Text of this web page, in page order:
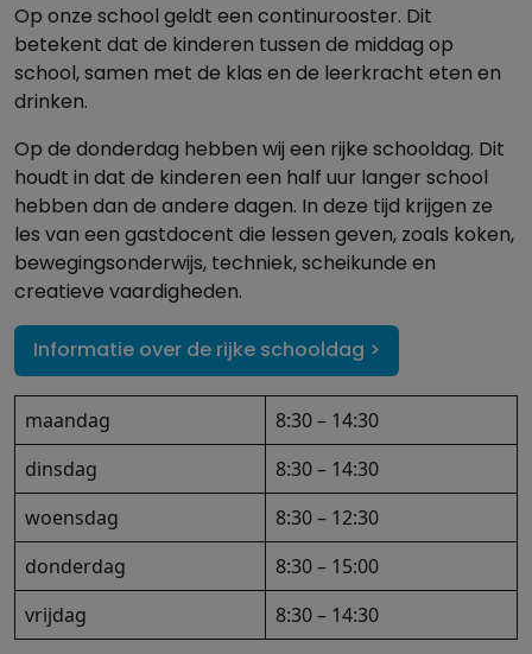
Op onze school geldt een continurooster. Dit
betekent dat de kinderen tussen de middag op
school, samen met de klas en de leerkracht eten en
drinken.
Op de donderdag hebben wij een rijke schooldag. Dit
houdt in dat de kinderen een half uur langer school
hebben dan de andere dagen. In deze tijd krijgen ze
les van een gastdocent die lessen geven, zoals koken,
bewegingsonderwijs, techniek, scheikunde en
creatieve vaardigheden.
Informatie over de rijke schooldag >
maandag
8:30 – 14:30
dinsdag
8:30 – 14:30
woensdag
8:30 – 12:30
donderdag
8:30 – 15:00
vrijdag
8:30 – 14:30